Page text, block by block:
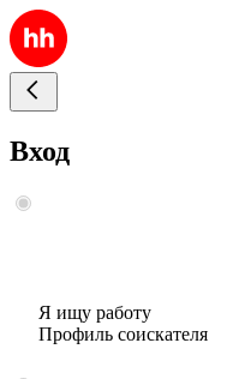
Вход
Я ищу работу
Профиль соискателя